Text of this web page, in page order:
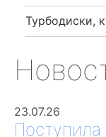
Турбодиски,
23.07.26